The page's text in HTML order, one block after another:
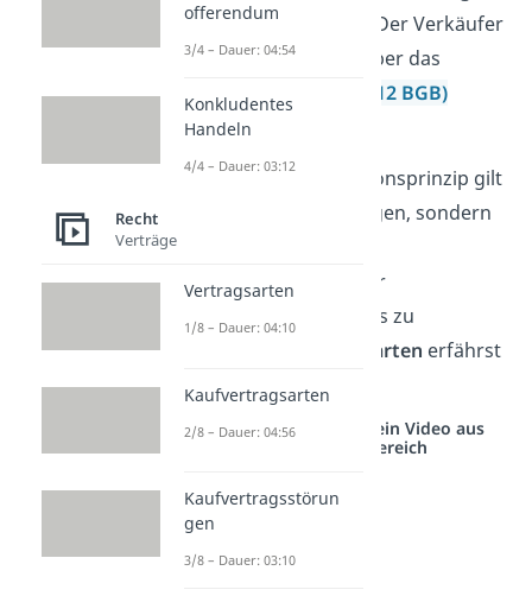
Eltern unwirksam wäre. Der Verkäufer
könnte dann das Auto über das
Bereicherungsrecht
(§ 812 BGB)
zurückverlangen.
Übrigens: Das Abstraktionsprinzip gilt
nicht nur bei Kaufverträgen, sondern
auch bei Mietverträgen,
Darlehensverträgen oder
Schenkungen. Genaueres zu
verschiedenen
Vertragsarten erfährst
duhier
Studyflix vernetzt: Hier ein Video aus
einem anderen Bereich
offerendum
3/4 – Dauer: 04:54
Konkludentes
Handeln
4/4 – Dauer: 03:12
Recht
Verträge
Vertragsarten
1/8 – Dauer: 04:10
Kaufvertragsarten
2/8 – Dauer: 04:56
Kaufvertragsstörun
gen
3/8 – Dauer: 03:10